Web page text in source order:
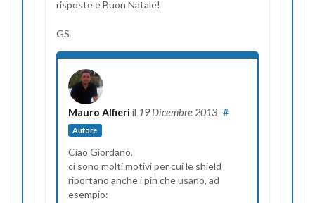
risposte e Buon Natale!
GS
Mauro Alfieri il 19 Dicembre 2013
Autore
#
Ciao Giordano,
ci sono molti motivi per cui le shield
riportano anche i pin che usano, ad
esempio: